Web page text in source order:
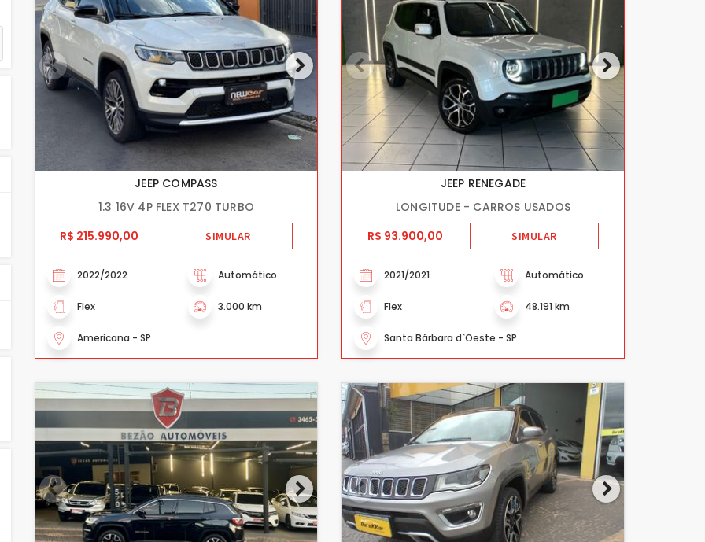
JEEP COMPASS
1.3 16V 4P FLEX T270 TURBO
R$ 215.990,00
SIMULAR
2022/2022 Automático
Flex 3.000 km
Americana - SP
JEEP RENEGADE
LONGITUDE - CARROS USADOS
R$ 93.900,00
SIMULAR
2021/2021 Automático
Flex 48.191 km
Santa Bárbara d`Oeste - SP